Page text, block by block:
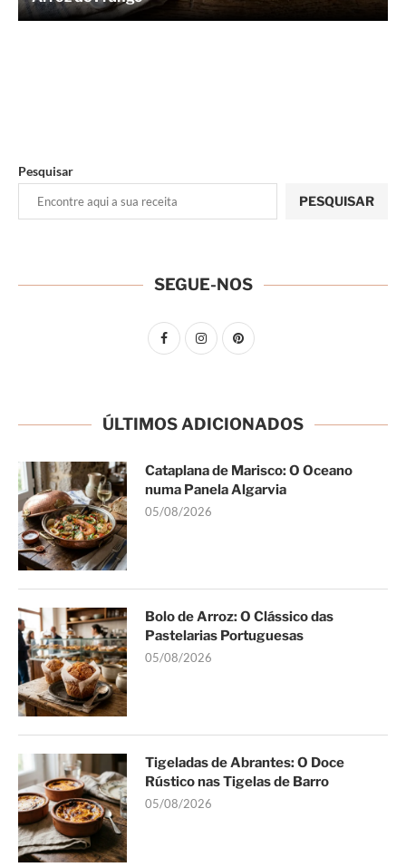
Pesquisar
PESQUISAR
SEGUE-NOS
ÚLTIMOS ADICIONADOS
Cataplana de Marisco: O Oceano
numa Panela Algarvia
05/08/2026
Bolo de Arroz: O Clássico das
Pastelarias Portuguesas
05/08/2026
Tigeladas de Abrantes: O Doce
Rústico nas Tigelas de Barro
05/08/2026